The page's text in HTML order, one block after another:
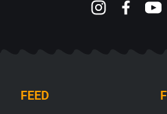
FEED